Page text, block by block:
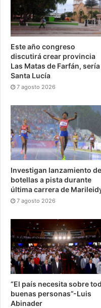
Este año congreso
discutirá crear provincia
Las Matas de Farfán, sería
Santa Lucía
7 agosto 2026
Investigan lanzamiento de
botellas a pista durante
última carrera de
7 agosto 2026
“El país necesita sobre
buenas personas”-Luis
Abinader